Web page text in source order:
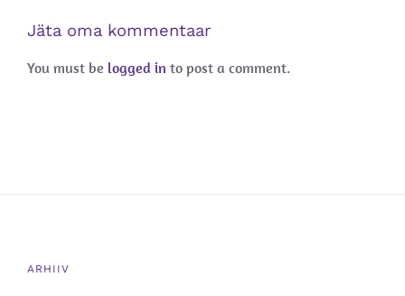
Jäta oma kommentaar
You must be logged in to post a comment.
ARHIIV